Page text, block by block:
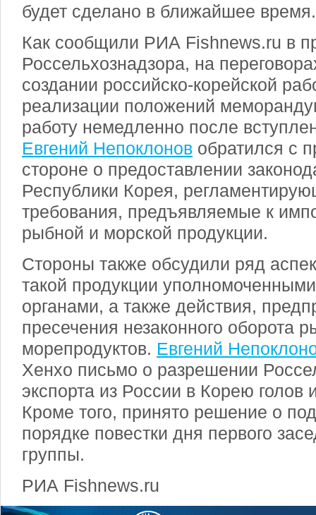
будет сделано в ближайшее время.
Как сообщили РИА Fishnews.ru в
Россельхознадзора, на
создании российско-корейской
реализации положений
работу немедленно после
Евгений Непоклонов обратился с
стороне о предоставлении
Республики Корея,
требования, предъявляемые к
рыбной и морской продукции.
Стороны также обсудили ряд
такой продукции
органами, а также действия,
пресечения незаконного оборота
морепродуктов. Евгений
Хенхо письмо о разрешении
экспорта из России в Корею голов
Кроме того, принято решение о
порядке повестки дня первого
группы.
РИА Fishnews.ru